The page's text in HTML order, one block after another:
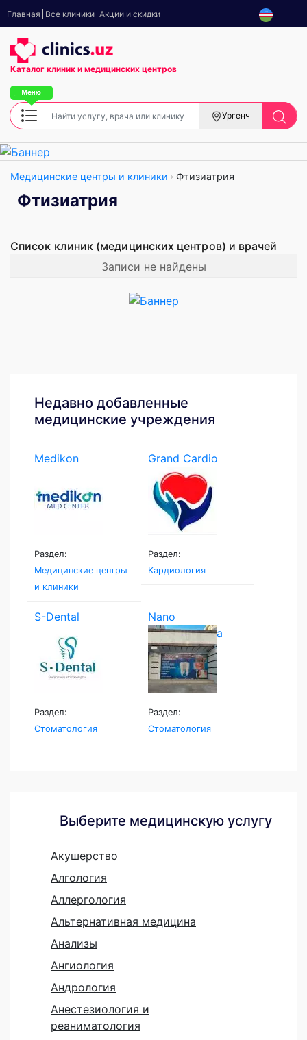
Главная Все клиники Акции и скидки
Каталог клиник и медицинских центров
Ургенч
Медицинские центры и клиники Фтизиатрия
Фтизиатрия
Список клиник (медицинских центров) и врачей
Записи не найдены
Недавно добавленные
медицинские учреждения
Medikon
Раздел:
Медицинские центры
и клиники
Grand Cardio
Раздел:
Кардиология
S-Dental
Раздел:
Стоматология
Nano
stomatologiya
Раздел:
Стоматология
Выберите медицинскую услугу
Акушерство
Алгология
Аллергология
Альтернативная медицина
Анализы
Ангиология
Андрология
Анестезиология и
реаниматология